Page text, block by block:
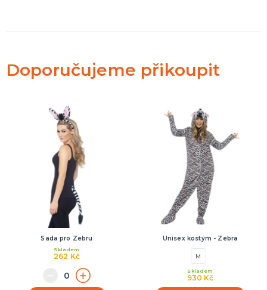
Doporučujeme přikoupit
Sada pro Zebru
262 Kč
Skladem
Unisex kostým - Zebra
M
930 Kč
Skladem